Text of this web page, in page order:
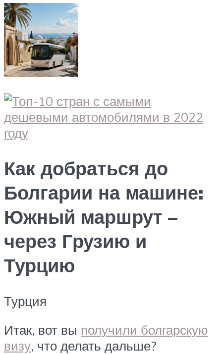
Как добраться до
Болгарии на машине:
Южный маршрут –
через Грузию и
Турцию
Турция
Итак, вот вы получили болгарскую
визу, что делать дальше?